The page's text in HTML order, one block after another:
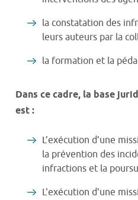
la constatation des
leurs auteurs par la
la formation et la
Dans ce cadre, la base
est :
L’exécution d’une
la prévention des
infractions et la
L'exécution d’une